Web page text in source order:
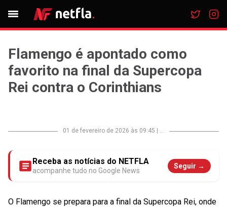
Flamengo é apontado como
favorito na final da Supercopa
Rei contra o Corinthians
01 de fevereiro de 2026 às 09:45 ...
Receba as notícias do NETFLA
acompanhe tudo no Google News
Seguir →
O Flamengo se prepara para a final da Supercopa Rei, onde